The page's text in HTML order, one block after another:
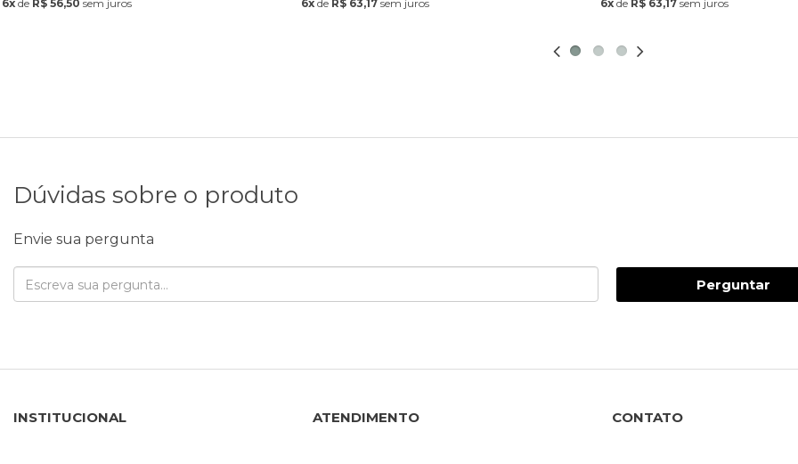
6x de R$ 56,50 sem juros 6x de R$ 63,17 sem juros 6x de R$ 63,17 sem juros
Dúvidas sobre o produto
Envie sua pergunta
Perguntar
INSTITUCIONAL ATENDIMENTO CONTATO